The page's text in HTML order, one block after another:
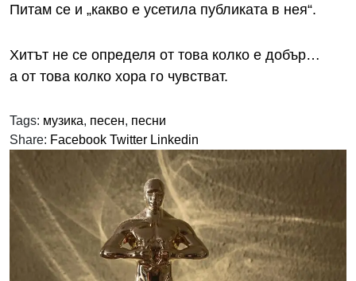
Питам се и „какво е усетила публиката в нея“.
Хитът не се определя от това колко е добър…
а от това колко хора го чувстват.
Tags: музика, песен, песни
Share: Facebook Twitter Linkedin